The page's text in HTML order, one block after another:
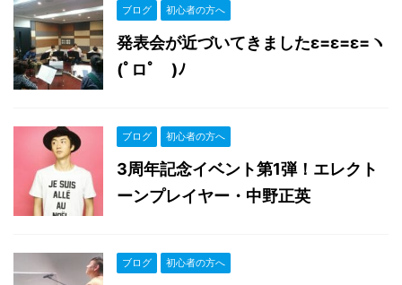
ブログ 初心者の方へ
発表会が近づいてきましたε=ε=ε=ヽ
(ﾟロﾟ )ﾉ
ブログ 初心者の方へ
3周年記念イベント第1弾！エレクト
ーンプレイヤー・中野正英
ブログ 初心者の方へ